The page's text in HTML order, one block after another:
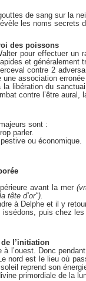
de sang sur la
les noms secrets
des poissons
pour effectuer un
et généralement
contre 2
association
la libération du
contre l’être aural,
sont :
parler.
ou économique.
avant la mer
tête d’or").
à Delphe et il y
puis chez
l’initiation
l’ouest. Donc
nord est le lieu où
reprend son
primordiale de la